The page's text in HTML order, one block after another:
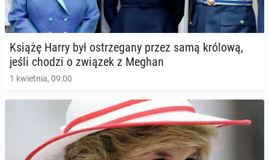
Książę Harry był ostrze­ga­ny przez samą królową,
jeśli chodzi o związek z Meghan
1 kwietnia, 09:00